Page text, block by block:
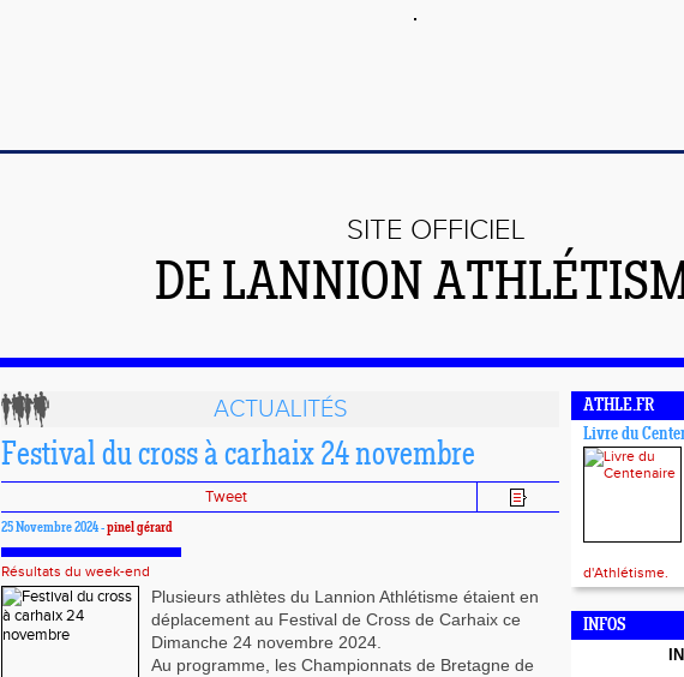
SITE OFFICIEL
DE LANNION
ACTUALITÉS
Festival du cross à carhaix 24 novembre
Tweet
25 Novembre 2024 -pinel gérard
Résultats du week-end
Plusieurs athlètes du Lannion Athlétisme étaient en
déplacement au Festival de Cross de Carhaix ce
Dimanche 24 novembre 2024.
Au programme, les Championnats de Bretagne de
ATHLE.FR
Livre du
d'Athlétisme.
INFOS